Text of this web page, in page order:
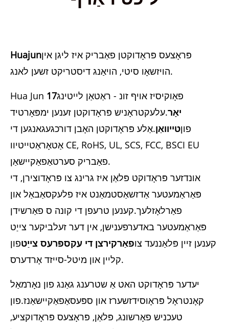
Huajunפּראָצעס פּראָדוקטן פאַבריק איז ליגן אין
הויזשאָו סיטי, הויאַנג דיסטריקט זשען לאנג.
Hua Jun פאָוקיסיז אויף זונ - ראַטאַן לייטינג17
יאָר.עלעקטראָניש פּראָדוקטן זענען ימפּאָרטיד
פוןטייוואַן.אַלע פּראָדוקטן האָבן דורכגעגאנגען די
אַטאָראַטייטיוו CE, RoHS, UL, SCS, FCC, BSCI EU
פאַבריק סערטאַפאַקיישאַן.
אונדזער פּראָדוקט פּלאַן איז גרינג צו פּראָדוצירן, די
פּאַראַמעטער אַדזשאַסטמאַנט איז פלעקסאַבאַל און
פאַרלאָזלעך.קענען טרעפן די קונה ס פאַרשידן
פּאַראַמעטער באדערפענישן, אין דער זעלביקער צייַט
קענען זיין פּלאַננעד צופאַרקירצן די עקספּרעס צייַטפון
קליין און מיטל-סייזד אָרדערס.
יעדער פּראָדוקט האט אַ שטרענג גאַנג פון נאָרמאַל
קאָנטראָל פּראָוסידזשערז און ספּעסאַפאַקיישאַנז.פון
טעכניש פאָרשונג, פּלאַן, פּראָצעס פּראָדוקציע,